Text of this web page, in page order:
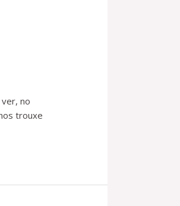
no
trouxe